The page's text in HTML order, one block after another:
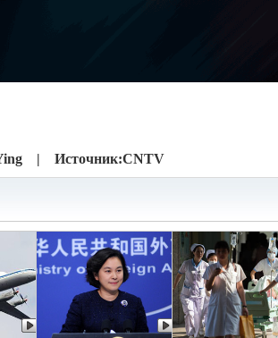
Ying | Источник:CNTV